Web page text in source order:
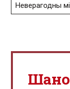
Неверагодны